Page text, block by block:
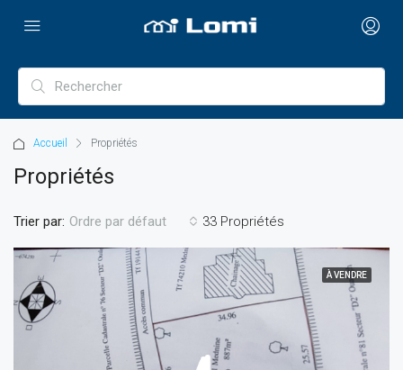
Accueil Propriétés
Propriétés
33 Propriétés
Trier par: Ordre par défaut
À VENDRE